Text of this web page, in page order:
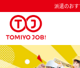
派遣のお